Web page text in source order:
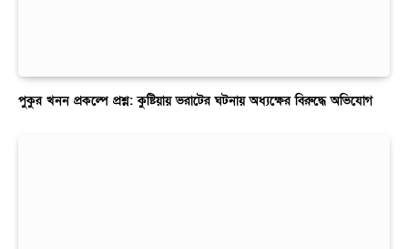
পুকুর খনন প্রকল্পে প্রশ্ন: কুষ্টিয়ায় ভরাটের ঘটনায় অধ্যক্ষের বিরুদ্ধে অভিযোগ